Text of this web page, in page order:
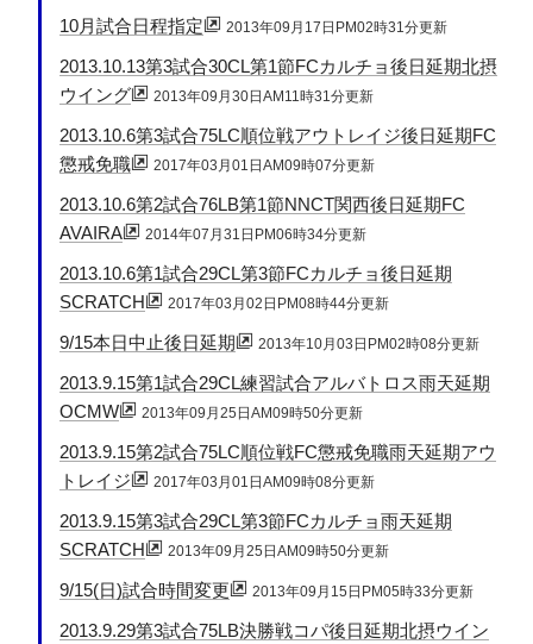
10月試合日程指定 2013年09月17日PM02時31分更新
2013.10.13第3試合30CL第1節FCカルチョ後日延期北摂
ウイング
2013年09月30日AM11時31分更新
2013.10.6第3試合75LC順位戦アウトレイジ後日延期FC
懲戒免職
2017年03月01日AM09時07分更新
2013.10.6第2試合76LB第1節NNCT関西後日延期FC
AVAIRA
2014年07月31日PM06時34分更新
2013.10.6第1試合29CL第3節FCカルチョ後日延期
SCRATCH
2017年03月02日PM08時44分更新
9/15本日中止後日延期 2013年10月03日PM02時08分更新
2013.9.15第1試合29CL練習試合アルバトロス雨天延期
OCMW
2013年09月25日AM09時50分更新
2013.9.15第2試合75LC順位戦FC懲戒免職雨天延期アウ
トレイジ
2017年03月01日AM09時08分更新
2013.9.15第3試合29CL第3節FCカルチョ雨天延期
SCRATCH
2013年09月25日AM09時50分更新
9/15(日)試合時間変更 2013年09月15日PM05時33分更新
2013.9.29第3試合75LB決勝戦コパ後日延期北摂ウイン